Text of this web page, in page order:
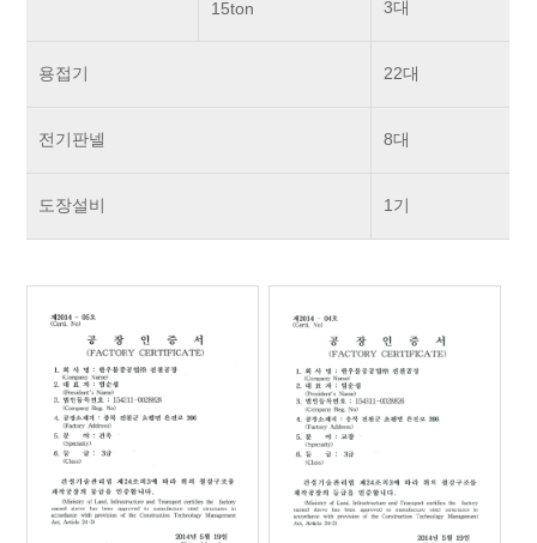
15ton 3대
용접기 22대
전기판넬 8대
도장설비 1기